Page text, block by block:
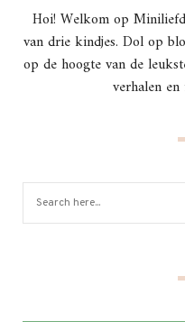
Hoi! Welkom op
van drie kindjes. Dol op
op de hoogte van de
verhalen